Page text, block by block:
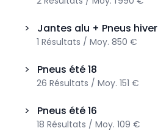
> Jantes alu + Pneus hiver
1 Résultats / Moy. 850 €
> Pneus été18
26 Résultats / Moy. 151 €
> Pneus été16
18 Résultats / Moy. 109 €